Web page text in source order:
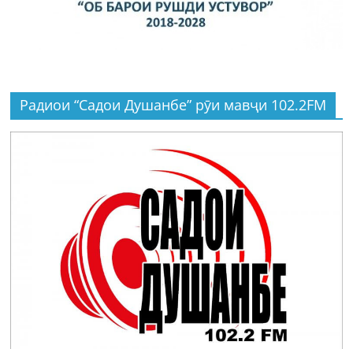
Радиои “Садои Душанбе” рӯи мавҷи 102.2FM